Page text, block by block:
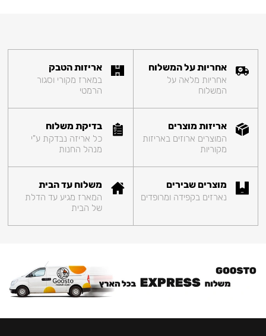
אחריות על המשלוח
אחריות מלאה על
המשלוח
אריזות הטבק
במארז מקורי וסגור
הרמטי
אריזות מוצרים
המוצרים ארוזים באריזות
מקוריות
בדיקת משלוח
כל אריזה נבדקת ע"י
מנהל החנות
מוצרים שבירים
נארזים בקפידה ומרופדים
משלוח עד הבית
המארז מגיע עד הדלת
של הבית